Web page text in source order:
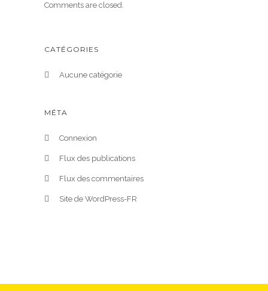
Comments are closed.
CATÉGORIES
Aucune catégorie
MÉTA
Connexion
Flux des publications
Flux des commentaires
Site de WordPress-FR